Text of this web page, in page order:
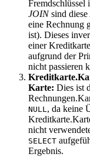
Fremdschlüssel
JOINsind diese
eine Rechnung
ist). Dieses
einer
aufgrund der
nicht passieren
Karte: Dies ist
NULL, da keine
nicht
SELECT
Ergebnis.